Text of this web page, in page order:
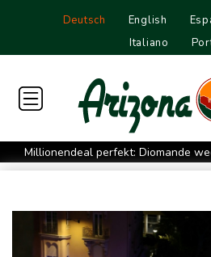
Deutsch English
Italiano
Millionendeal perfekt: Diomande
US-Republikaner wollen früheren
Forlán wird Nationaltrainer in
Böden in Deutschland ähnlich